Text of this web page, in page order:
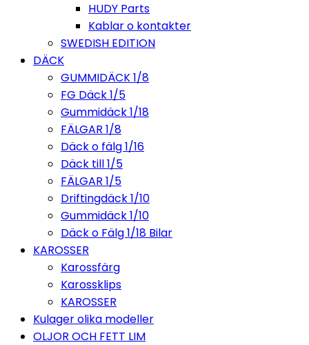
HUDY Parts
Kablar o kontakter
SWEDISH EDITION
DÄCK
GUMMIDÄCK 1/8
FG Däck 1/5
Gummidäck 1/18
FÄLGAR 1/8
Däck o fälg 1/16
Däck till 1/5
FÄLGAR 1/5
Driftingdäck 1/10
Gummidäck 1/10
Däck o Fälg 1/18 Bilar
KAROSSER
Karossfärg
Karossklips
KAROSSER
Kulager olika modeller
OLJOR OCH FETT LIM